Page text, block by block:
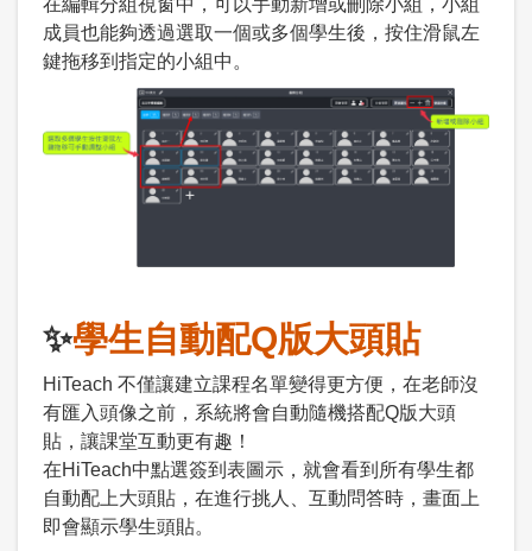
在編輯分組視窗中，可以手動新增或刪除小組，小組
成員也能夠透過選取一個或多個學生後，按住滑鼠左
鍵拖移到指定的小組中。
✨學生自動配Q版大頭貼
HiTeach 不僅讓建立課程名單變得更方便，在老師沒
有匯入頭像之前，系統將會自動隨機搭配Q版大頭
貼，讓課堂互動更有趣！
在HiTeach中點選簽到表圖示，就會看到所有學生都
自動配上大頭貼，在進行挑人、互動問答時，畫面上
即會顯示學生頭貼。